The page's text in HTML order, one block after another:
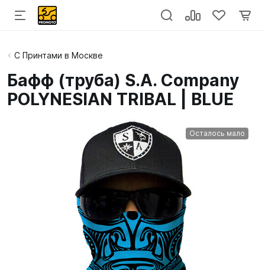
С Принтами в Москве
Бафф (труба) S.A. Company
POLYNESIAN TRIBAL | BLUE
Осталось мало